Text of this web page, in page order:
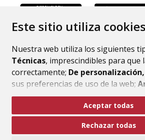
Este sitio utiliza cookies
Nuestra web utiliza los siguientes
Técnicas, imprescindibles para que
correctamente; De personalización,
sus preferencias de uso de la web;
mejorar el funcionamiento de la
Si acepta pulsando el botón
consideramos que acepta su uso. Si
Aceptar todas
Rechazar todas